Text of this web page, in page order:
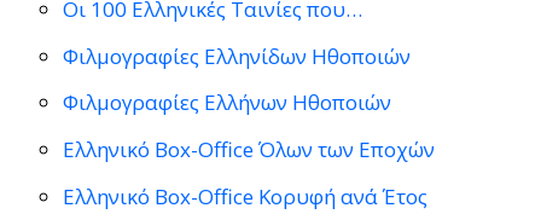
Οι 100 Ελληνικές Ταινίες που…
Φιλμογραφίες Ελληνίδων Ηθοποιών
Φιλμογραφίες Ελλήνων Ηθοποιών
Ελληνικό Box-Office Όλων των Εποχών
Ελληνικό Box-Office Κορυφή ανά Έτος